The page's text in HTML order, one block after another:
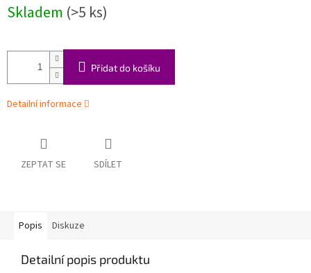
cena:
Skladem (>5 ks)
Přidat do košíku
Detailní informace
ZEPTAT SE SDÍLET
Popis Diskuze
Detailní popis produktu